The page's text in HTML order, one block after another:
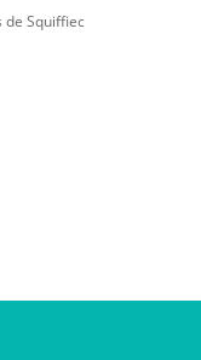
de Squiffiec